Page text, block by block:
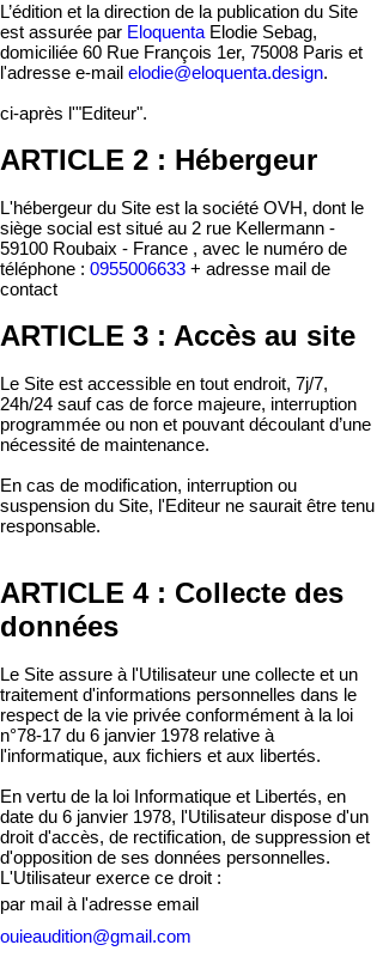
L’édition et la direction de la publication du Site
est assurée par Eloquenta Elodie Sebag,
domiciliée 60 Rue François 1er, 75008 Paris et
l'adresse e-mail elodie@eloquenta.design.
ci-après l'"Editeur".
ARTICLE 2 : Hébergeur
L'hébergeur du Site est la société OVH, dont le
siège social est situé au 2 rue Kellermann -
59100 Roubaix - France , avec le numéro de
téléphone : 0955006633 + adresse mail de
contact
ARTICLE 3 : Accès au site
Le Site est accessible en tout endroit, 7j/7,
24h/24 sauf cas de force majeure, interruption
programmée ou non et pouvant découlant d’une
nécessité de maintenance.
En cas de modification, interruption ou
suspension du Site, l'Editeur ne saurait être tenu
responsable.
ARTICLE 4 : Collecte des
données
Le Site assure à l'Utilisateur une collecte et un
traitement d'informations personnelles dans le
respect de la vie privée conformément à la loi
n°78-17 du 6 janvier 1978 relative à
l'informatique, aux fichiers et aux libertés.
En vertu de la loi Informatique et Libertés, en
date du 6 janvier 1978, l'Utilisateur dispose d'un
droit d'accès, de rectification, de suppression et
d'opposition de ses données personnelles.
L'Utilisateur exerce ce droit :
par mail à l'adresse email
ouieaudition@gmail.com